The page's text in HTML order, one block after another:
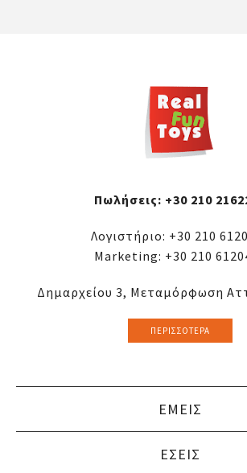
Πωλήσεις: +30 210
Λογιστήριο: +30 210
Marketing: +30 210
Δημαρχείου 3, Μεταμόρφωση
ΠΕΡΙΣΣΌΤΕΡΑ
ΕΜΕΙΣ
ΕΣΕΙΣ